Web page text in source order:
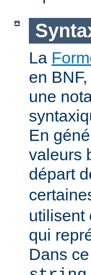
La
en
une
En
valeurs
départ
utilisent
qui
Dans